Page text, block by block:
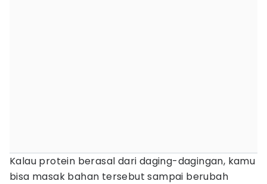
Kalau protein berasal dari daging-dagingan, kamu
bisa masak bahan tersebut sampai berubah